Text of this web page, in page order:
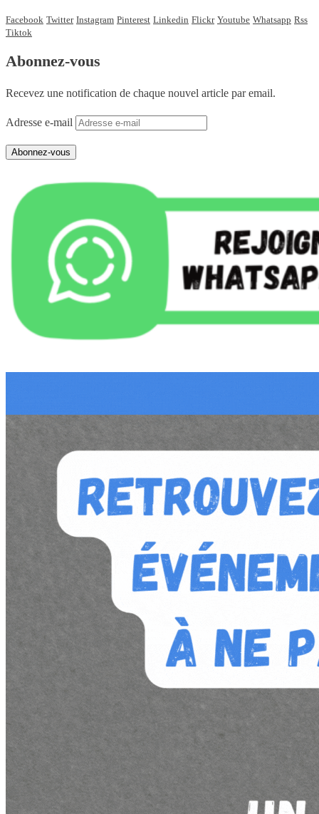
Facebook Twitter Instagram Pinterest Linkedin Flickr Youtube Whatsapp Rss
Tiktok
Abonnez-vous
Recevez une notification de chaque nouvel article par email.
Adresse e-mail
Abonnez-vous